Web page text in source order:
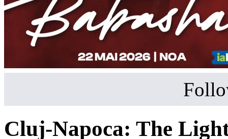
Cluj-Napoca: The